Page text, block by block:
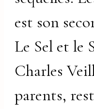
est son
Le Sel et le
Charles
parents,